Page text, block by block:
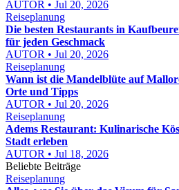
AUTOR • Jul 20, 2026
Reiseplanung
Die besten Restaurants in
für jeden Geschmack
AUTOR • Jul 20, 2026
Reiseplanung
Wann ist die Mandelblüte auf
Orte und Tipps
AUTOR • Jul 20, 2026
Reiseplanung
Adems Restaurant: Kulinarische
Stadt erleben
AUTOR • Jul 18, 2026
Beliebte Beiträge
Reiseplanung